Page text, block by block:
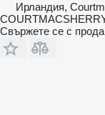
Ирландия,
Свържете се с